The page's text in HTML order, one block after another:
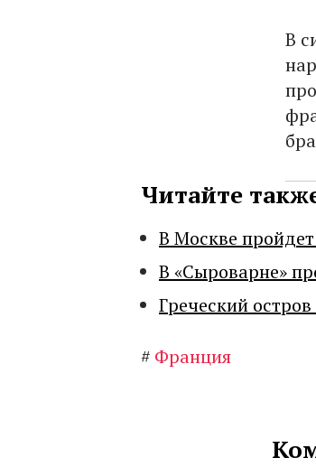
В
Читайте
В Москве
В «Сыроварне»
Греческий
# Франция